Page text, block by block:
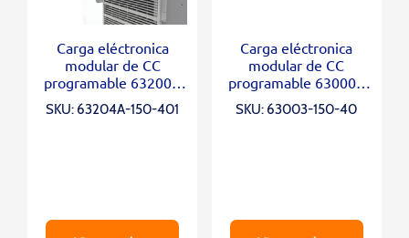
Carga eléctronica
modular de CC
programable 63200A
SKU: 63204A-150-401
Carga eléctronica
modular de CC
programable 630000
SKU: 63003-150-40